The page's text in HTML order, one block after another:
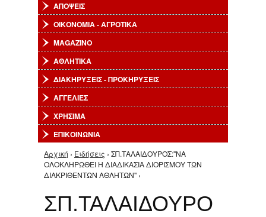
ΑΠΟΨΕΙΣ
ΟΙΚΟΝΟΜΙΑ - ΑΓΡΟΤΙΚΑ
MAGAZINO
ΑΘΛΗΤΙΚΑ
ΔΙΑΚΗΡΥΞΕΙΣ - ΠΡΟΚΗΡΥΞΕΙΣ
ΑΓΓΕΛΙΕΣ
ΧΡΗΣΙΜΑ
ΕΠΙΚΟΙΝΩΝΙΑ
Είστε εδώ
Αρχική › Ειδήσεις › ΣΠ.ΤΑΛΑΙΔΟΥΡΟΣ:"ΝΑ
ΟΛΟΚΛΗΡΩΘΕΙ Η ΔΙΑΔΙΚΑΣΙΑ ΔΙΟΡΙΣΜΟΥ ΤΩΝ
ΔΙΑΚΡΙΘΕΝΤΩΝ ΑΘΛΗΤΩΝ" ›
ΣΠ.ΤΑΛΑΙΔΟΥΡΟ